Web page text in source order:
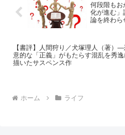
何段階もお
化が進む」
論を終わら
【書評】人間狩り／犬塚理人（著）―
意的な「正義」がもたらす混乱を秀逸
描いたサスペンス作
ホーム ライフ